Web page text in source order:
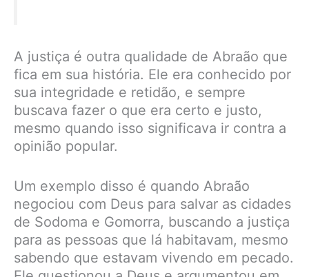
A justiça é outra qualidade de Abraão que
fica em sua história. Ele era conhecido por
sua integridade e retidão, e sempre
buscava fazer o que era certo e justo,
mesmo quando isso significava ir contra a
opinião popular.
Um exemplo disso é quando Abraão
negociou com Deus para salvar as cidades
de Sodoma e Gomorra, buscando a justiça
para as pessoas que lá habitavam, mesmo
sabendo que estavam vivendo em pecado.